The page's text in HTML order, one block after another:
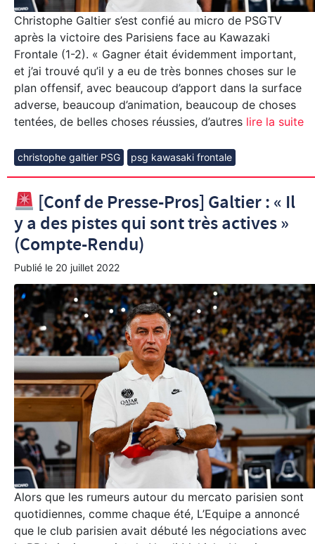
Christophe Galtier s’est confié au micro de PSGTV
après la victoire des Parisiens face au Kawazaki
Frontale (1-2). « Gagner était évidemment important,
et j’ai trouvé qu’il y a eu de très bonnes choses sur le
plan offensif, avec beaucoup d’apport dans la surface
adverse, beaucoup d’animation, beaucoup de choses
tentées, de belles choses réussies, d’autres lire la suite
christophe galtier PSG psg kawasaki frontale
[Conf de Presse-Pros] Galtier : « Il
y a des pistes qui sont très actives »
(Compte-Rendu)
Publié le 20 juillet 2022
Alors que les rumeurs autour du mercato parisien sont
quotidiennes, comme chaque été, L’Equipe a annoncé
que le club parisien avait débuté les négociations avec